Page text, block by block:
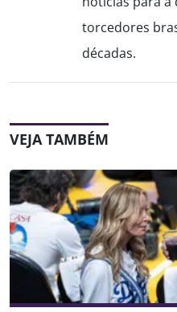
torcedores
décadas.
VEJA TAMBÉM